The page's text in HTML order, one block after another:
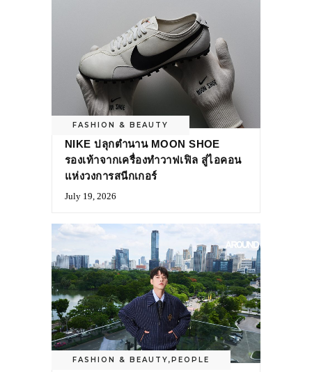
FASHION & BEAUTY
NIKE ปลุกตำนาน MOON SHOE
รองเท้าจากเครื่องทำวาฟเฟิล สู่ไอคอน
แห่งวงการสนีกเกอร์
July 19, 2026
FASHION & BEAUTY,PEOPLE